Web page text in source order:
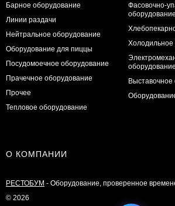
Барное оборудование
Линии раздачи
Нейтральное оборудование
Оборудование для пиццы
Посудомоечное оборудование
Прачечное оборудование
Прочее
Тепловое оборудование
Фасовочно-
оборудование
Холодильное
оборудование
Выставочное
О КОМПАНИИ
РЕСТОБУМ - Оборудование, проверенное
© 2026